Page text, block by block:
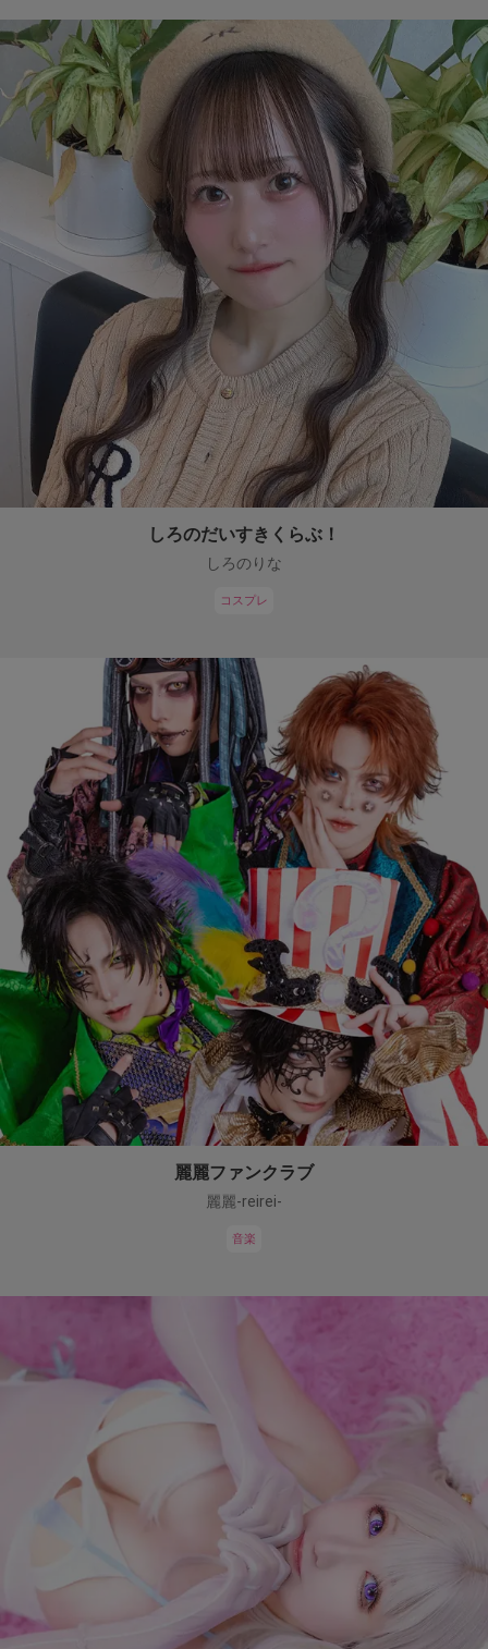
しろのだいすきくらぶ！
しろのりな
コスプレ
麗麗ファンクラブ
麗麗-reirei-
音楽